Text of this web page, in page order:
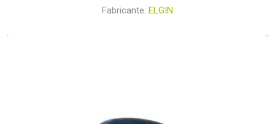
Fabricante: ELGIN